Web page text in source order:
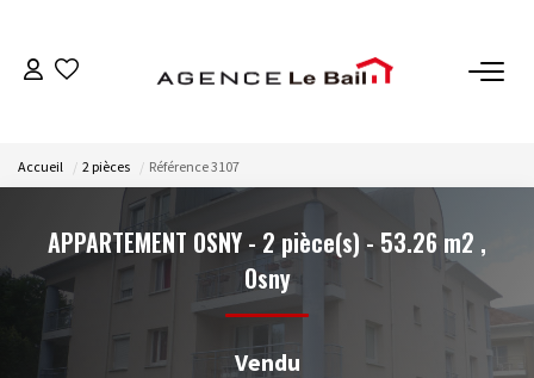
ESTIMATION
LOCATIONS
GESTION
Accueil 2 pièces Référence 3107
APPARTEMENT OSNY - 2 pièce(s) - 53.26 m2 ,
Osny
Vendu